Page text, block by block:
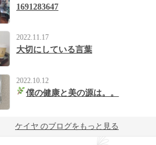
1691283647
2022.11.17
大切にしている言葉
2022.10.12
僕の健康と美の源は。。
ケイヤ のブログをもっと見る